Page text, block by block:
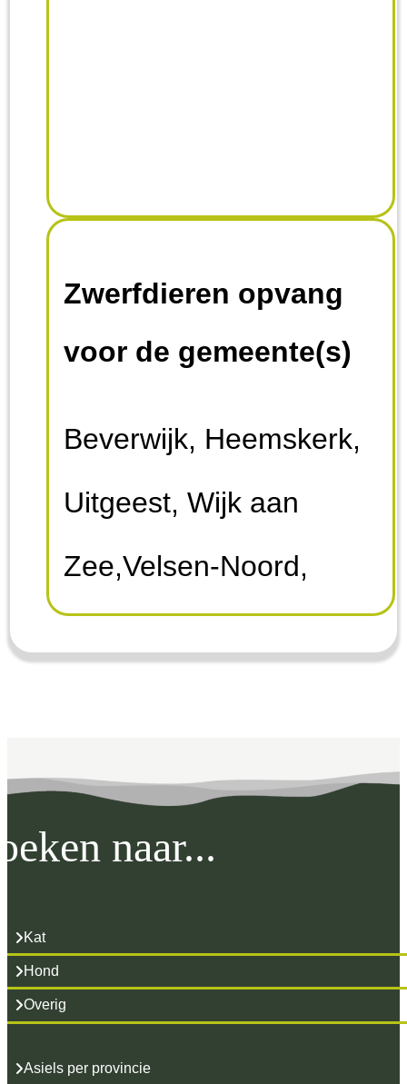
Zwerfdieren opvang
voor de gemeente(s)
Beverwijk, Heemskerk,
Uitgeest, Wijk aan
Zee,Velsen-Noord,
naar...
Kat
Hond
Overig
Asiels per provincie